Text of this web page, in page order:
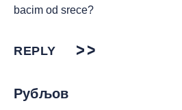
bacim od srece?
REPLY
Рубљов